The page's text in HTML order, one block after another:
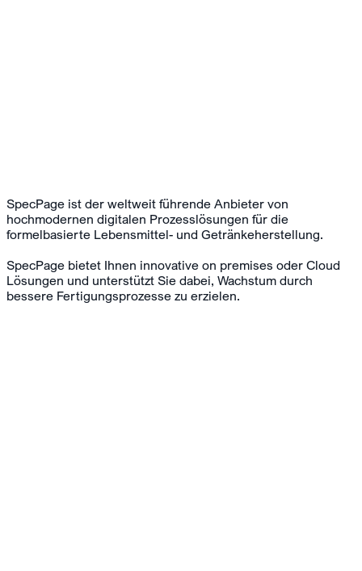
SpecPage ist der weltweit führende Anbieter von
hochmodernen digitalen Prozesslösungen für die
formelbasierte Lebensmittel- und Getränkeherstellung.
SpecPage bietet Ihnen innovative on premises oder Cloud
Lösungen und unterstützt Sie dabei, Wachstum durch
bessere Fertigungsprozesse zu erzielen.